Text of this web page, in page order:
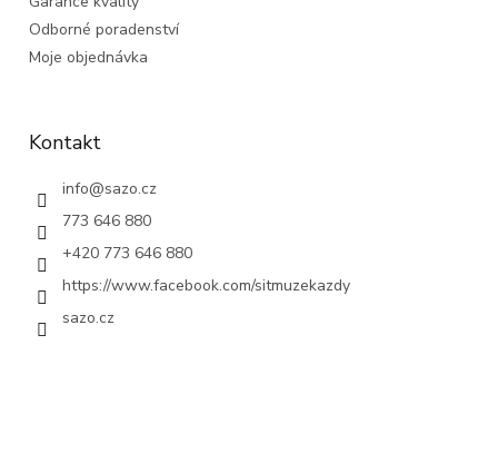
Odborné poradenství
Moje objednávka
Kontakt
info@sazo.cz
773 646 880
+420 773 646 880
https://www.facebook.com/sitmuzekazdy
sazo.cz